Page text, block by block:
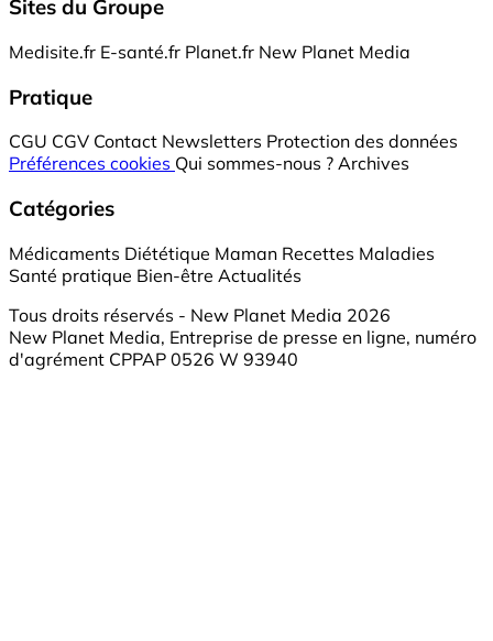
Sites du Groupe
Medisite.fr E-santé.fr Planet.fr New Planet Media
Pratique
CGU CGV Contact Newsletters Protection des données
Préférences cookies Qui sommes-nous ? Archives
Catégories
Médicaments Diététique Maman Recettes Maladies
Santé pratique Bien-être Actualités
Tous droits réservés - New Planet Media 2026
New Planet Media, Entreprise de presse en ligne, numéro
d'agrément CPPAP 0526 W 93940